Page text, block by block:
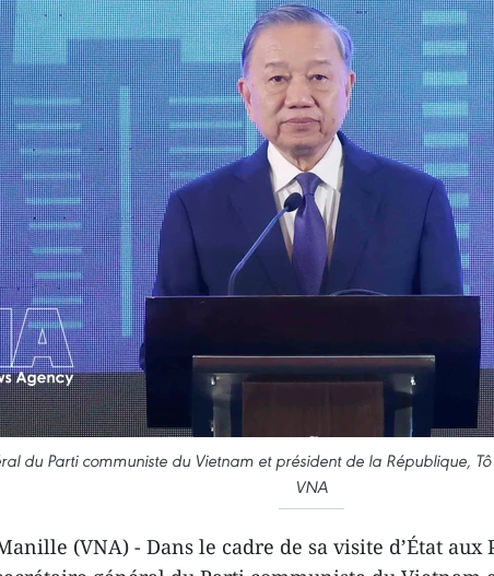
du Parti communiste du Vietnam et président de la République,
VNA
(VNA) - Dans le cadre de sa visite d’État